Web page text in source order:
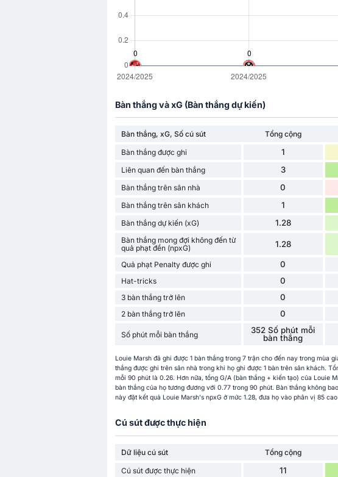
Bàn thắng và xG (Bàn thắng dự kiến)
Bàn thắng, xG, Số cú sút Tổng cộng
Bàn thắng được ghi
1
Liên quan đến bàn thắng 3
Bàn thắng trên sân nhà 0
Bàn thắng trên sân khách 1
Bàn thắng dự kiến (xG) 1.28
Bàn thắng mong đợi không đến từ
quả phạt đền (npxG)
1.28
Quả phạt Penalty được ghi 0
Hat-tricks 0
3 bàn thắng trở lên 0
2 bàn thắng trở lên 0
Số phút mỗi bàn thắng
352 Số phút mỗi
bàn thắng
Louie Marsh đã ghi được 1 bàn thắng trong 7 trận cho đến nay trong mùa
thắng được ghi trên sân nhà trong khi họ ghi được 1 bàn trên sân khách.
mỗi 90 phút là 0.26. Hơn nữa, tổng G/A (bàn thắng + kiến tạo) của Louie
bàn thắng của họ tương đương với 0.77 trong 90 phút. Bàn thắng không
này đặt kết quả Louie Marsh's npxG ở mức 1.28, đưa họ vào phân vị 85
Cú sút được thực hiện
Dữ liệu cú sút Tổng cộng
Cú sút được thực hiện
11